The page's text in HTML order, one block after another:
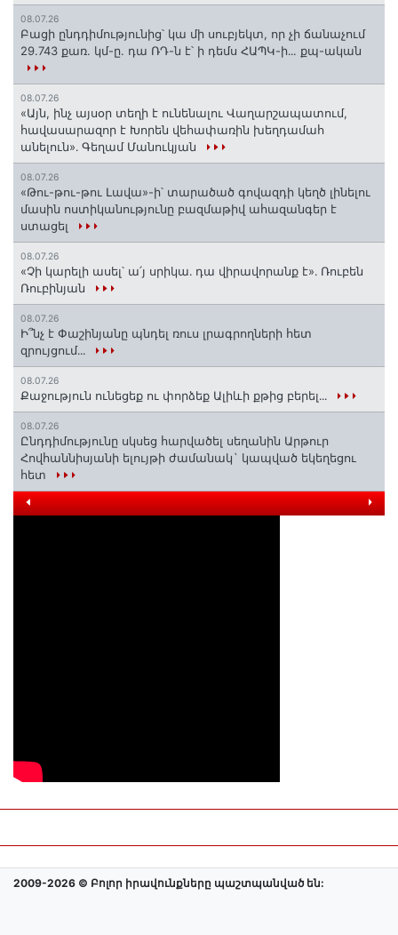
08.07.26
Բացի ընդդիմությունից՝ կա մի սուբյեկտ, որ չի ճանաչում
29.743 քառ. կմ-ը. դա ՌԴ-ն է՝ ի դեմս ՀԱՊԿ-ի․․. քպ-ական
08.07.26
«Այն, ինչ այսօր տեղի է ունենալու Վաղարշապատում,
հավասարազոր է Խորեն վեհափառին խեղդամահ
անելուն»․ Գեղամ Մանուկյան
08.07.26
«Թու-թու-թու Լավա»-ի՝ տարածած գովազդի կեղծ լինելու
մասին ոստիկանությունը բազմաթիվ ահազանգեր է
ստացել
08.07.26
«Չի կարելի ասել՝ ա՛յ սրիկա․ դա վիրավորանք է»․ Ռուբեն
Ռուբինյան
08.07.26
Ի՞նչ է Փաշինյանը պնդել ռուս լրագրողների հետ
զրույցում․․․
08.07.26
Քաջություն ունեցեք ու փորձեք Ալիևի քթից բերել․․․
08.07.26
Ընդդիմությունը սկսեց հարվածել սեղանին Արթուր
Հովհաննիսյանի ելույթի ժամանակ` կապված եկեղեցու
հետ
2009-2026 © Բոլոր իրավունքները պաշտպանված են: